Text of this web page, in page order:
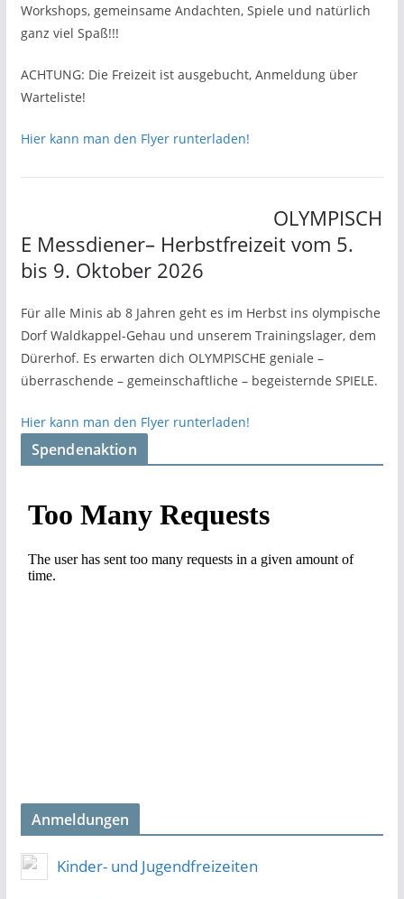
Workshops, gemeinsame Andachten, Spiele und natürlich
ganz viel Spaß!!!
ACHTUNG: Die Freizeit ist ausgebucht, Anmeldung über
Warteliste!
Hier kann man den Flyer runterladen!
OLYMPISCH
E Messdiener– Herbstfreizeit vom 5.
bis 9. Oktober 2026
Für alle Minis ab 8 Jahren geht es im Herbst ins olympische
Dorf Waldkappel-Gehau und unserem Trainingslager, dem
Dürerhof. Es erwarten dich OLYMPISCHE geniale –
überraschende – gemeinschaftliche – begeisternde SPIELE.
Hier kann man den Flyer runterladen!
Spendenaktion
Anmeldungen
Kinder- und Jugendfreizeiten